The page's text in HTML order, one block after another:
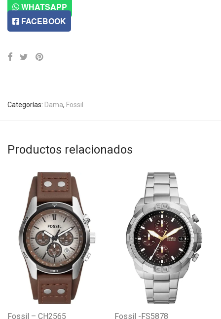
WHATSAPP
FACEBOOK
Categorías: Dama, Fossil
Productos relacionados
Fossil – CH2565 Fossil -FS5878